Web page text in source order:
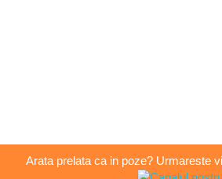
Arata prelata ca in poze? Urmareste